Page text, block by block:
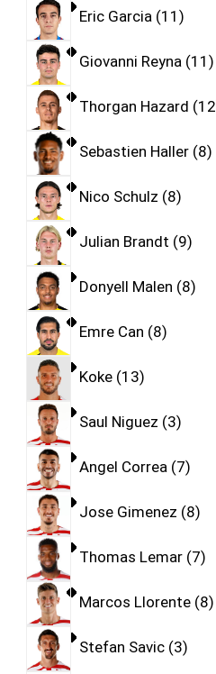
Eric Garcia 11
Giovanni Reyna 11
Thorgan Hazard 12
Sebastien Haller 8
Nico Schulz 8
Julian Brandt 9
Donyell Malen 8
Emre Can 8
Koke 13
Saul Niguez 3
Angel Correa 7
Jose Gimenez 8
Thomas Lemar 7
Marcos Llorente 8
Stefan Savic 3